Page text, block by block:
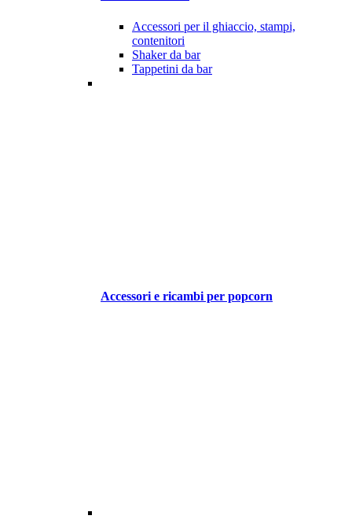
Accessori per il ghiaccio, stampi,
contenitori
Shaker da bar
Tappetini da bar
Accessori e ricambi per popcorn